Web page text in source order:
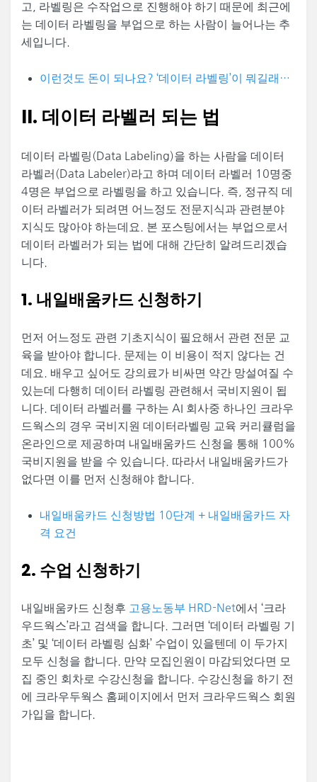
고, 라벨링은 수작업으로 진행해야 하기 때문에 최근에
는 데이터 라벨링을 부업으로 하는 사람이 늘어나는 추
세입니다.
이런것도 돈이 되나요? ‘데이터 라벨링’이 뭐길래…
II. 데이터 라벨러 되는 법
데이터 라벨링(Data Labeling)을 하는 사람을 데이터
라벨러(Data Labeler)라고 하며 데이터 라벨러 10명중
4명은 부업으로 라벨링을 하고 있습니다. 즉, 정규직 데
이터 라벨러가 되려면 어느정도 전문지식과 관련분야
지식도 많아야 하는데요. 본 포스팅에서는 부업으로서
데이터 라벨러가 되는 법에 대해 간단히 알려드리겠습
니다.
1. 내일배움카드 신청하기
먼저 어느정도 관련 기초지식이 필요해서 관련 전문 교
육을 받아야 합니다. 문제는 이 비용이 적지 않다는 건
데요. 배우고 싶어도 강의료가 비싸면 약간 망설여질 수
있는데 다행히 데이터 라벨링 관련해서 국비지원이 됩
니다. 데이터 라벨러를 구하는 AI 회사중 하나인 크라우
드웍스의 경우 국비지원 데이터라벨링 교육 커리큘럼을
온라인으로 제공하며 내일배움카드 신청을 통해 100%
국비지원을 받을 수 있습니다. 따라서 내일배움카드가
없다면 이를 먼저 신청해야 합니다.
내일배움카드 신청방법 10단계 + 내일배움카드 자
격 요건
2. 수업 신청하기
내일배움카드 신청후 고용노동부 HRD-Net에서 ‘크라
우드웍스’라고 검색을 합니다. 그러면 ‘데이터 라벨링 기
초’ 및 ‘데이터 라벨링 심화’ 수업이 있을텐데 이 두가지
모두 신청을 합니다. 만약 모집인원이 마감되었다면 모
집 중인 회차로 수강신청을 합니다. 수강신청을 하기 전
에 크라우두웍스 홈페이지에서 먼저 크라우드웍스 회원
가입을 합니다.